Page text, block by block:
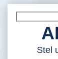
Stel